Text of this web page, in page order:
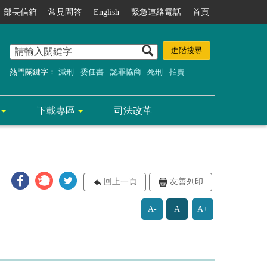
部長信箱 常見問答 English 緊急連絡電話 首頁
熱門關鍵字： 減刑 委任書 認罪協商 死刑 拍賣
下載專區 司法改革
回上一頁 友善列印
A- A A+